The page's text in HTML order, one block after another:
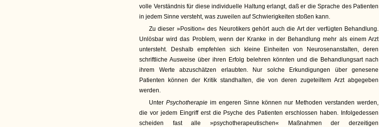
volle Verständnis für diese individuelle Haltung erlangt, daß er die Sprache des Patienten
in jedem Sinne versteht, was zuweilen auf Schwierigkeiten stoßen kann.
Zu dieser »Position« des Neurotikers gehört auch die Art der verfügten Behandlung.
Unlösbar wird das Problem, wenn der Kranke in der Behandlung mehr als einem Arzt
untersteht. Deshalb empfehlen sich kleine Einheiten von Neurosenanstalten, deren
schriftliche Ausweise über ihren Erfolg belehren könnten und die Behandlungsart nach
ihrem Werte abzuschätzen erlaubten. Nur solche Erkundigungen über genesene
Patienten können der Kritik standhalten, die von deren zugeteiltem Arzt abgegeben
werden.
Unter Psychotherapie im engeren Sinne können nur Methoden verstanden werden,
die vor jedem Eingriff erst die Psyche des Patienten erschlossen haben. Infolgedessen
scheiden fast alle »psychotherapeutischen« Maßnahmen der derzeitigen